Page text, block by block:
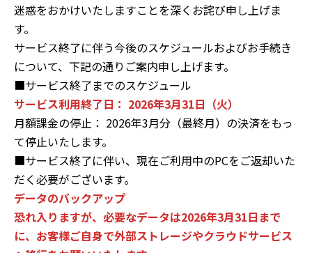
迷惑をおかけいたしますことを深くお詫び申し上げま
す。
サービス終了に伴う今後のスケジュールおよびお手続き
について、下記の通りご案内申し上げます。
■サービス終了までのスケジュール
サービス利用終了日： 2026年3月31日（火）
月額課金の停止： 2026年3月分（最終月）の決済をもっ
て停止いたします。
■サービス終了に伴い、現在ご利用中のPCをご返却いた
だく必要がございます。
データのバックアップ
恐れ入りますが、必要なデータは2026年3月31日まで
に、お客様ご自身で外部ストレージやクラウドサービス